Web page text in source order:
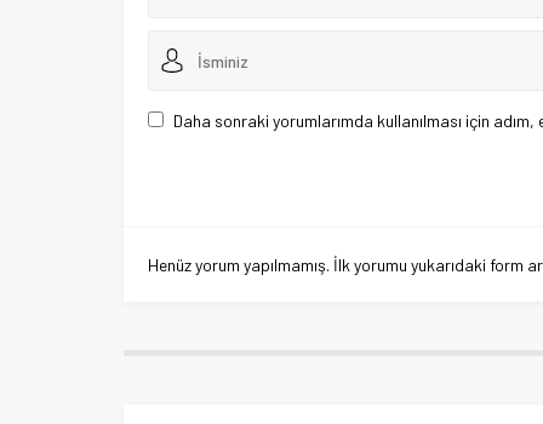
Daha sonraki yorumlarımda kullanılması için
Henüz yorum yapılmamış. İlk yorumu yukarıdaki form